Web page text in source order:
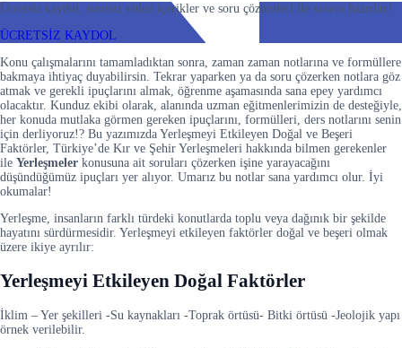
Ücretsiz kaydol, sınırsız video içerikler ve soru çözümleri ile sınava hazırlan!
ÜCRETSİZ KAYDOL
Konu çalışmalarını tamamladıktan sonra, zaman zaman notlarına ve formüllere
bakmaya ihtiyaç duyabilirsin. Tekrar yaparken ya da soru çözerken notlara göz
atmak ve gerekli ipuçlarını almak, öğrenme aşamasında sana epey yardımcı
olacaktır. Kunduz ekibi olarak, alanında uzman eğitmenlerimizin de desteğiyle,
her konuda mutlaka görmen gereken ipuçlarını, formülleri, ders notlarını senin
için derliyoruz!? Bu yazımızda Yerleşmeyi Etkileyen Doğal ve Beşeri
Faktörler, Türkiye’de Kır ve Şehir Yerleşmeleri hakkında bilmen gerekenler
ile Yerleşmeler konusuna ait soruları çözerken işine yarayacağını
düşündüğümüz ipuçları yer alıyor. Umarız bu notlar sana yardımcı olur. İyi
okumalar!
Yerleşme, insanların farklı türdeki konutlarda toplu veya dağınık bir şekilde
hayatını sürdürmesidir. Yerleşmeyi etkileyen faktörler doğal ve beşeri olmak
üzere ikiye ayrılır:
Yerleşmeyi Etkileyen Doğal Faktörler
İklim – Yer şekilleri -Su kaynakları -Toprak örtüsü- Bitki örtüsü -Jeolojik yapı
örnek verilebilir.